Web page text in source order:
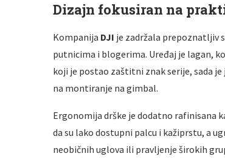
Dizajn fokusiran na
Kompanija DJI je zadržala prepoznatljiv
putnicima i blogerima. Uređaj je lagan,
koji je postao zaštitni znak serije, sada
na montiranje na gimbal.
Ergonomija drške je dodatno rafinisana
da su lako dostupni palcu i kažiprstu, a
neobičnih uglova ili pravljenje širokih